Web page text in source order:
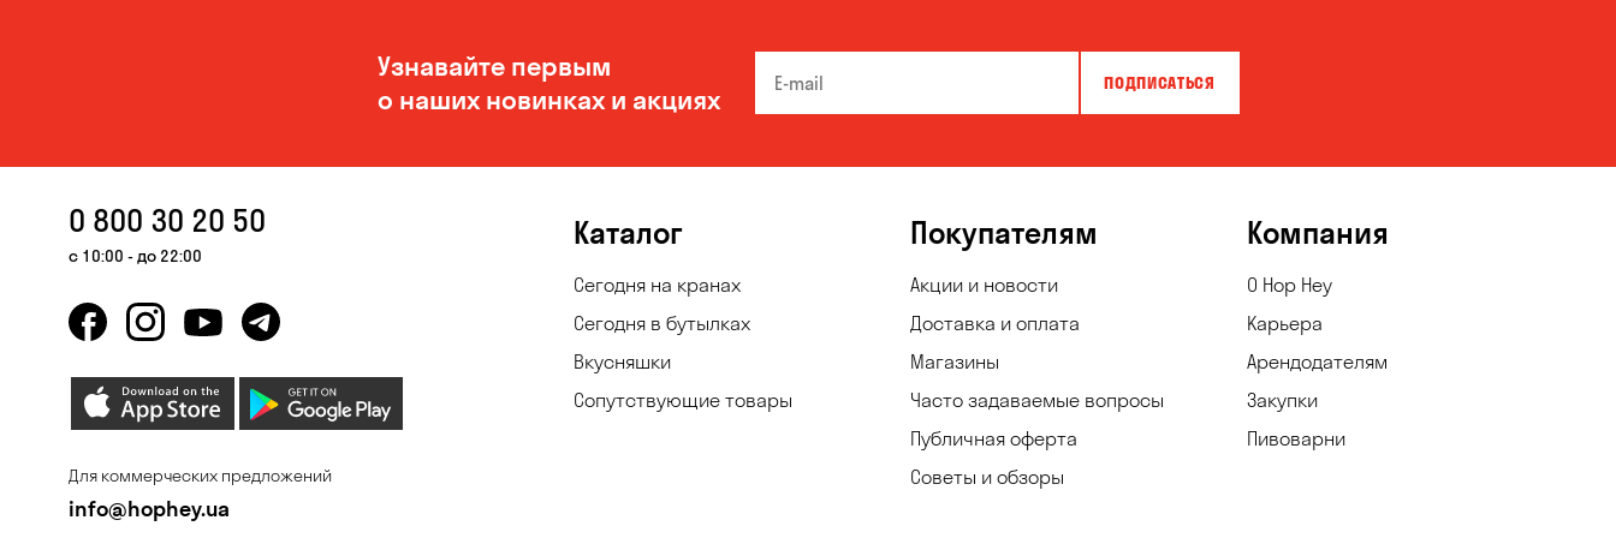
Узнавайте первым
о наших новинках и акциях
ПОДПИСАТЬСЯ
0 800 30 20 50
с 10:00 - до 22:00
Для коммерческих предложений
info@hophey.ua
Каталог
Сегодня на кранах
Сегодня в бутылках
Вкусняшки
Сопутствующие товары
Покупателям
Акции и новости
Доставка и оплата
Магазины
Часто задаваемые вопросы
Публичная оферта
Советы и обзоры
Компания
О Hop Hey
Карьера
Арендодателям
Закупки
Пивоварни